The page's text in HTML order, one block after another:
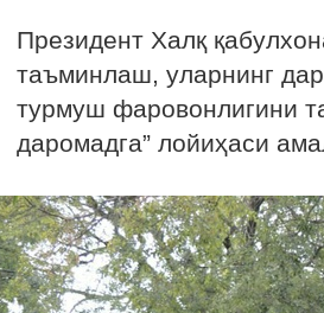
Президент Халқ
таъминлаш, уларнинг
турмуш фаровонлигини
даромадга” лойиҳаси